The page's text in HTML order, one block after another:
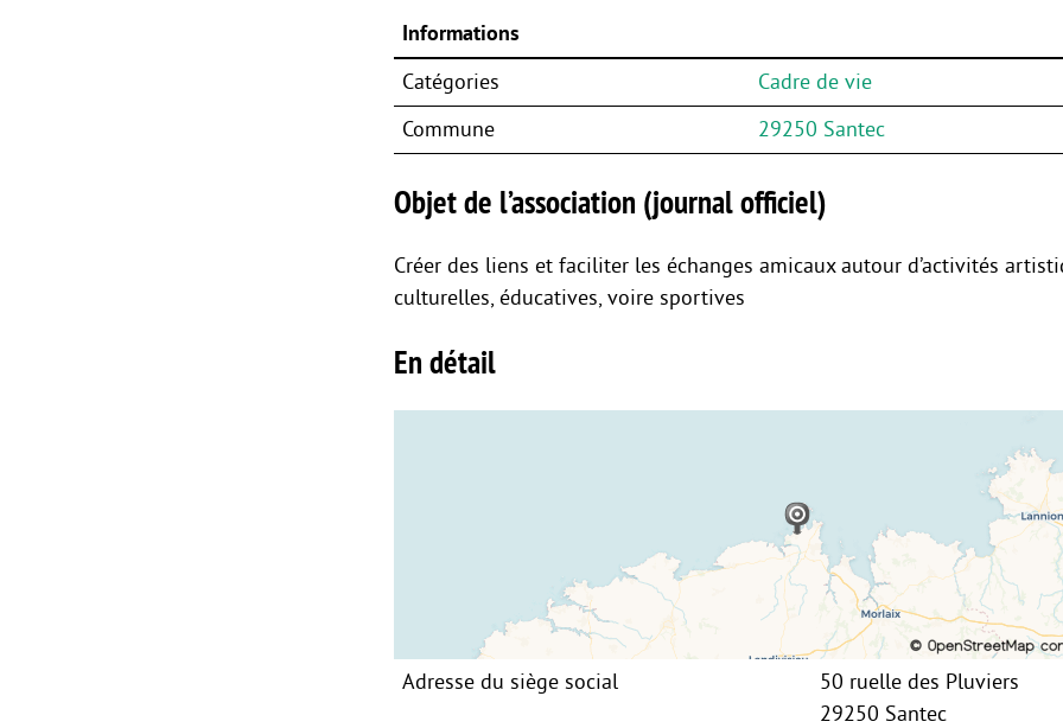
Informations
Catégories
Cadre de vie
Commune
29250 Santec
Objet de l’association (journal officiel)
Créer des liens et faciliter les échanges amicaux autour d’activités
culturelles, éducatives, voire sportives
En détail
Adresse du siège social
50 ruelle des Pluviers
29250 Santec